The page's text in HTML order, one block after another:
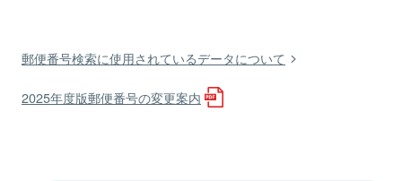
郵便番号検索に使用されているデータについて
2025年度版郵便番号の変更案内